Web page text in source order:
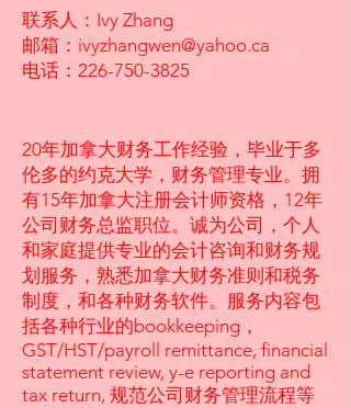
联系人：Ivy Zhang
邮箱： ivyzhangwen@yahoo.ca
电话：226-750-3825
20年加拿大财务工作经验，毕业于多
伦多的约克大学，财务管理专业。拥
有15年加拿大注册会计师资格，12年
公司财务总监职位。诚为公司，个人
和家庭提供专业的会计咨询和财务规
划服务，熟悉加拿大财务准则和税务
制度，和各种财务软件。服务内容包
括各种行业的bookkeeping，
GST/HST/payroll remittance, financial
statement review, y-e reporting and
tax return, 规范公司财务管理流程等